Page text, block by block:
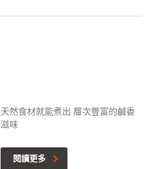
天然食材就能煮出 層次豐富的鹹香
滋味
閱讀更多